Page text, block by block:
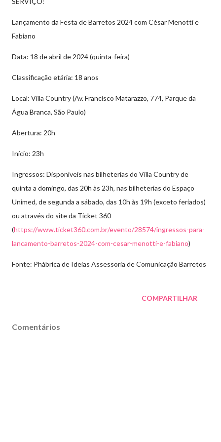
Lançamento da Festa de Barretos 2024 com César Menotti e
Fabiano
Data: 18 de abril de 2024 (quinta-feira)
Classificação etária: 18 anos
Local: Villa Country (Av. Francisco Matarazzo, 774, Parque da
Água Branca, São Paulo)
Abertura: 20h
Início: 23h
Ingressos: Disponíveis nas bilheterias do Villa Country de
quinta a domingo, das 20h às 23h, nas bilheterias do Espaço
Unimed, de segunda a sábado, das 10h às 19h (exceto feriados)
ou através do site da Ticket 360
(https://www.ticket360.com.br/evento/28574/ingressos-para-
lancamento-barretos-2024-com-cesar-menotti-e-fabiano)
Fonte: Phábrica de Ideias Assessoria de Comunicação Barretos
COMPARTILHAR
Comentários